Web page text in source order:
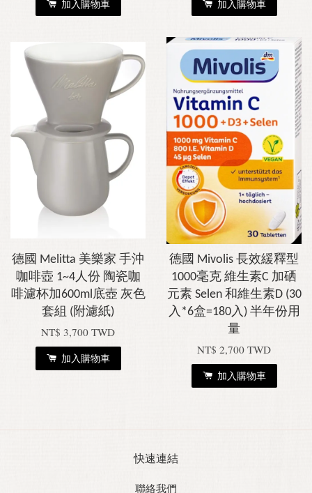
加入購物車 加入購物車
德國 Melitta 美樂家 手沖
咖啡壺 1~4人份 陶瓷咖
啡濾杯加600ml底壺 灰色
套組 (附濾紙)
NT$ 3,700 TWD
加入購物車
德國 Mivolis 長效緩釋型
1000毫克 維生素C 加硒
元素 Selen 和維生素D (30
入*6盒=180入) 半年份用
量
NT$ 2,700 TWD
加入購物車
快速連結
聯絡我們